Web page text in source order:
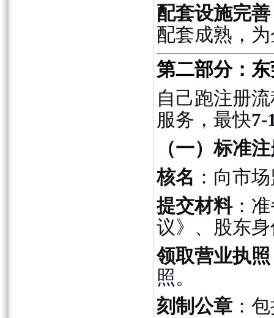
配套设施完善
配套成熟，
第二部分：
自己跑注册
服务，最快7-
（一）标准
核名 ：向市
提交材料：
议》、股东
领取营业执照
照。
刻制公章：